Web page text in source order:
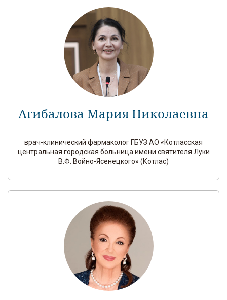
Агибалова Мария Николаевна
врач-клинический фармаколог ГБУЗ АО «Котласская
центральная городская больница имени святителя Луки
В.Ф. Войно-Ясенецкого» (Котлас)